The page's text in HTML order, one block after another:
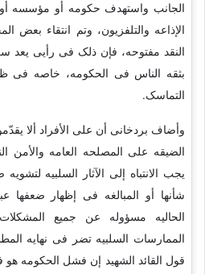
الجانب واستهدف حکومه أو مؤسسه
الإذاعه والتلفزیون، وتم انتقاء بعض
النقد مفتوحه، فإن ذلک فی رأیی یعد
بثقه الناس فی الحکومه، خاصه فی
التماسک.
وأضاف بردخانی أن على الأفراد ألا
الضیقه على المصلحه العامه والأمن
یجب الانتباه إلى الآثار السلبیه
شأنها أو المبالغه فی إظهار ضعفها
الحالیه مسؤوله عن جمیع
الممارسات السلبیه تضر فی نهایه
قول القائد الشهید إن فشل الحکومه هو